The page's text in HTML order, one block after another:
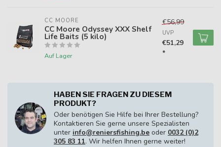
CC MOORE
CC Moore Odyssey XXX Shelf
Life Baits (5 kilo)
Auf Lager
€56,99
UVP
€51,29
*
HABEN SIE FRAGEN ZU DIESEM
PRODUKT?
Oder benötigen Sie Hilfe bei Ihrer Bestellung?
Kontaktieren Sie gerne unsere Spezialisten
unter info@reniersfishing.be oder 0032 (0)2
305 83 11. Wir helfen Ihnen gerne weiter!